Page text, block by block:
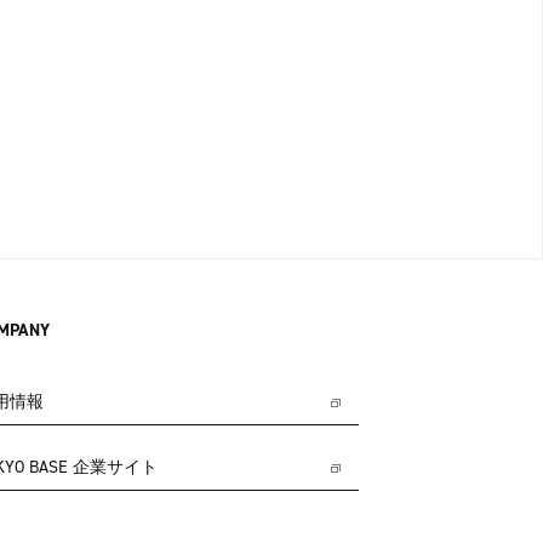
情報
BASE 企業サイト